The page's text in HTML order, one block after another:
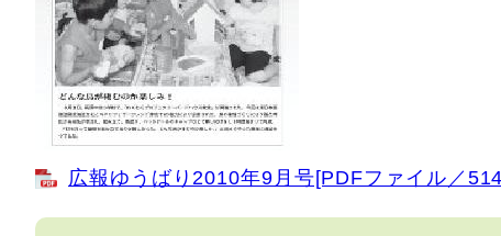
広報ゆうばり2010年9月号[PDFファイル／